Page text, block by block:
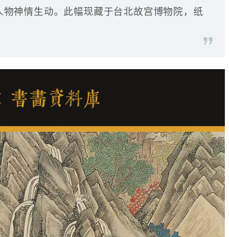
神情生动。此幅现藏于台北故宫博物院，纸